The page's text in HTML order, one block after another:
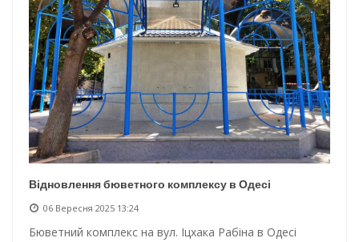
Відновлення бюветного комплексу в Одесі
06 Вересня 2025 13:24
Бюветний комплекс на вул. Іцхака Рабіна в Одесі